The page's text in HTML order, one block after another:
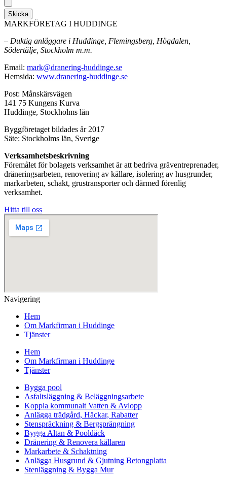
Skicka
MARKFÖRETAG I HUDDINGE
– Duktig anläggare i Huddinge, Flemingsberg, Högdalen,
Södertälje, Stockholm m.m.
Email: mark@dranering-huddinge.se
Hemsida: www.dranering-huddinge.se
Post: Månskärsvägen
141 75 Kungens Kurva
Huddinge, Stockholms län
Byggföretaget bildades år 2017
Säte: Stockholms län, Sverige
Verksamhetsbeskrivning
Föremålet för bolagets verksamhet är att bedriva gräventreprenader,
dräneringsarbeten, renovering av källare, isolering av husgrunder,
markarbeten, schakt, grustransporter och därmed förenlig
verksamhet.
Hitta till oss
Navigering
Hem
Om Markfirman i Huddinge
Tjänster
Hem
Om Markfirman i Huddinge
Tjänster
Bygga pool
Asfaltsläggning & Beläggningsarbete
Koppla kommunalt Vatten & Avlopp
Anlägga trädgård, Häckar, Rabatter
Stenspräckning & Bergsprängning
Bygga Altan & Pooldäck
Dränering & Renovera källaren
Markarbete & Schaktning
Anlägga Husgrund & Gjutning Betongplatta
Stenläggning & Bygga Mur